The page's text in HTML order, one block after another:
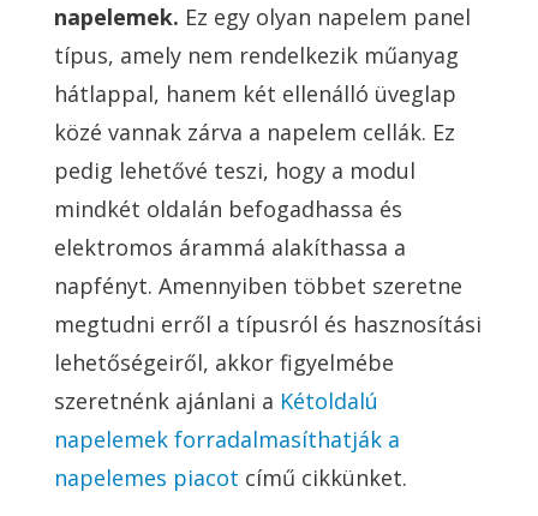
napelemek. Ez egy olyan napelem panel
típus, amely nem rendelkezik műanyag
hátlappal, hanem két ellenálló üveglap
közé vannak zárva a napelem cellák. Ez
pedig lehetővé teszi, hogy a modul
mindkét oldalán befogadhassa és
elektromos árammá alakíthassa a
napfényt. Amennyiben többet szeretne
megtudni erről a típusról és hasznosítási
lehetőségeiről, akkor figyelmébe
szeretnénk ajánlani a Kétoldalú
napelemek forradalmasíthatják a
napelemes piacot című cikkünket.